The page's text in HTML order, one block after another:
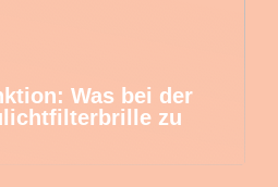
Was bei der
zu